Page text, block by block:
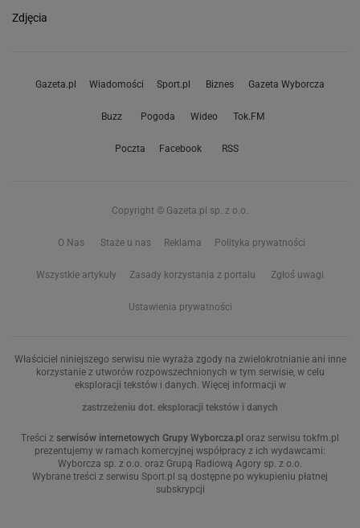
Zdjęcia
Gazeta.pl Wiadomości Sport.pl Biznes Gazeta Wyborcza
Buzz Pogoda Wideo Tok.FM
Poczta Facebook RSS
Copyright © Gazeta.pl sp. z o.o.
O Nas Staże u nas Reklama Polityka prywatności
Wszystkie artykuły Zasady korzystania z portalu Zgłoś uwagi
Ustawienia prywatności
Właściciel niniejszego serwisu nie wyraża zgody na zwielokrotnianie ani inne
korzystanie z utworów rozpowszechnionych w tym serwisie, w celu
eksploracji tekstów i danych. Więcej informacji w
zastrzeżeniu dot. eksploracji tekstów i danych
Treści z serwisów internetowych Grupy Wyborcza.pl oraz serwisu tokfm.pl
prezentujemy w ramach komercyjnej współpracy z ich wydawcami:
Wyborcza sp. z o.o. oraz Grupą Radiową Agory sp. z o.o.
Wybrane treści z serwisu Sport.pl są dostępne po wykupieniu płatnej
subskrypcji